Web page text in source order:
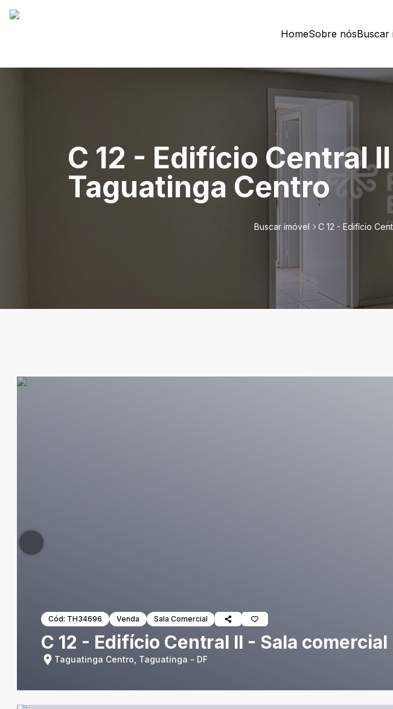
HomeSobre nósBuscar
C 12 - Edifício Central
Taguatinga Centro
Buscar imóvel C 12 - Edifício
Cód: TH34696 Venda Sala Comercial
C 12 - Edifício Central II - Sala
Taguatinga Centro, Taguatinga - DF